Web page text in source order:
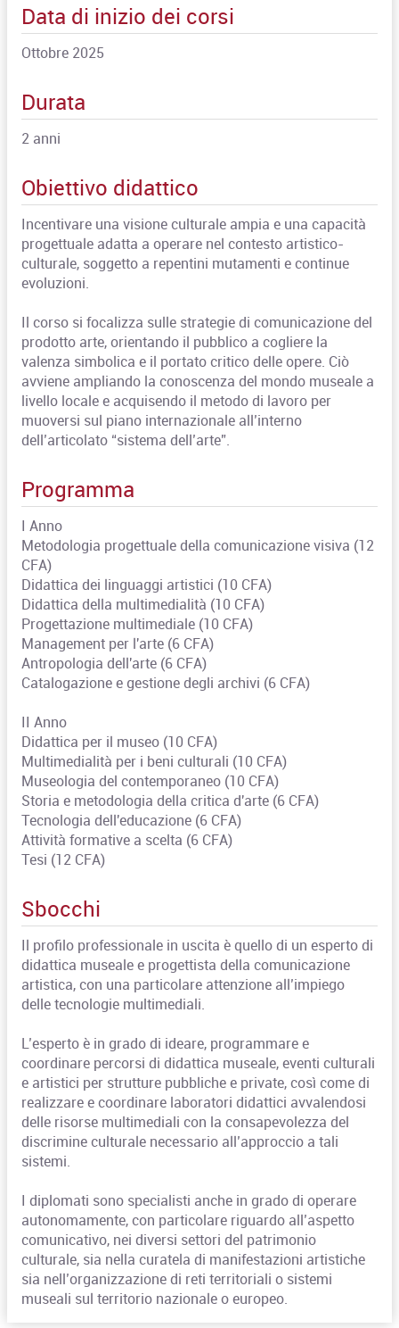
Data di inizio dei corsi
Ottobre 2025
Durata
2 anni
Obiettivo didattico
Incentivare una visione culturale ampia e una capacità
progettuale adatta a operare nel contesto artistico-
culturale, soggetto a repentini mutamenti e continue
evoluzioni.
Il corso si focalizza sulle strategie di comunicazione del
prodotto arte, orientando il pubblico a cogliere la
valenza simbolica e il portato critico delle opere. Ciò
avviene ampliando la conoscenza del mondo museale a
livello locale e acquisendo il metodo di lavoro per
muoversi sul piano internazionale all’interno
dell’articolato “sistema dell’arte”.
Programma
I Anno
Metodologia progettuale della comunicazione visiva (12
CFA)
Didattica dei linguaggi artistici (10 CFA)
Didattica della multimedialità (10 CFA)
Progettazione multimediale (10 CFA)
Management per l'arte (6 CFA)
Antropologia dell'arte (6 CFA)
Catalogazione e gestione degli archivi (6 CFA)
II Anno
Didattica per il museo (10 CFA)
Multimedialità per i beni culturali (10 CFA)
Museologia del contemporaneo (10 CFA)
Storia e metodologia della critica d'arte (6 CFA)
Tecnologia dell'educazione (6 CFA)
Attività formative a scelta (6 CFA)
Tesi (12 CFA)
Sbocchi
Il profilo professionale in uscita è quello di un esperto di
didattica museale e progettista della comunicazione
artistica, con una particolare attenzione all’impiego
delle tecnologie multimediali.
L’esperto è in grado di ideare, programmare e
coordinare percorsi di didattica museale, eventi culturali
e artistici per strutture pubbliche e private, così come di
realizzare e coordinare laboratori didattici avvalendosi
delle risorse multimediali con la consapevolezza del
discrimine culturale necessario all’approccio a tali
sistemi.
I diplomati sono specialisti anche in grado di operare
autonomamente, con particolare riguardo all’aspetto
comunicativo, nei diversi settori del patrimonio
culturale, sia nella curatela di manifestazioni artistiche
sia nell’organizzazione di reti territoriali o sistemi
museali sul territorio nazionale o europeo.